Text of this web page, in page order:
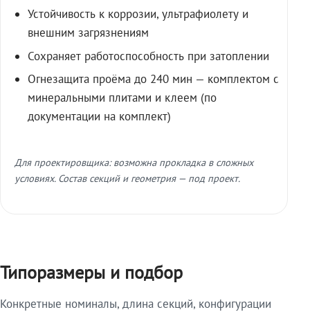
Устойчивость к коррозии, ультрафиолету и
внешним загрязнениям
Сохраняет работоспособность при затоплении
Огнезащита проёма до 240 мин — комплектом с
минеральными плитами и клеем (по
документации на комплект)
Для проектировщика: возможна прокладка в сложных
условиях. Состав секций и геометрия — под проект.
Типоразмеры и подбор
Конкретные номиналы, длина секций, конфигурации